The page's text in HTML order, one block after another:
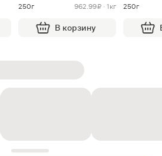
250г
962.99 ₽ · 1кг
В корзину
250г